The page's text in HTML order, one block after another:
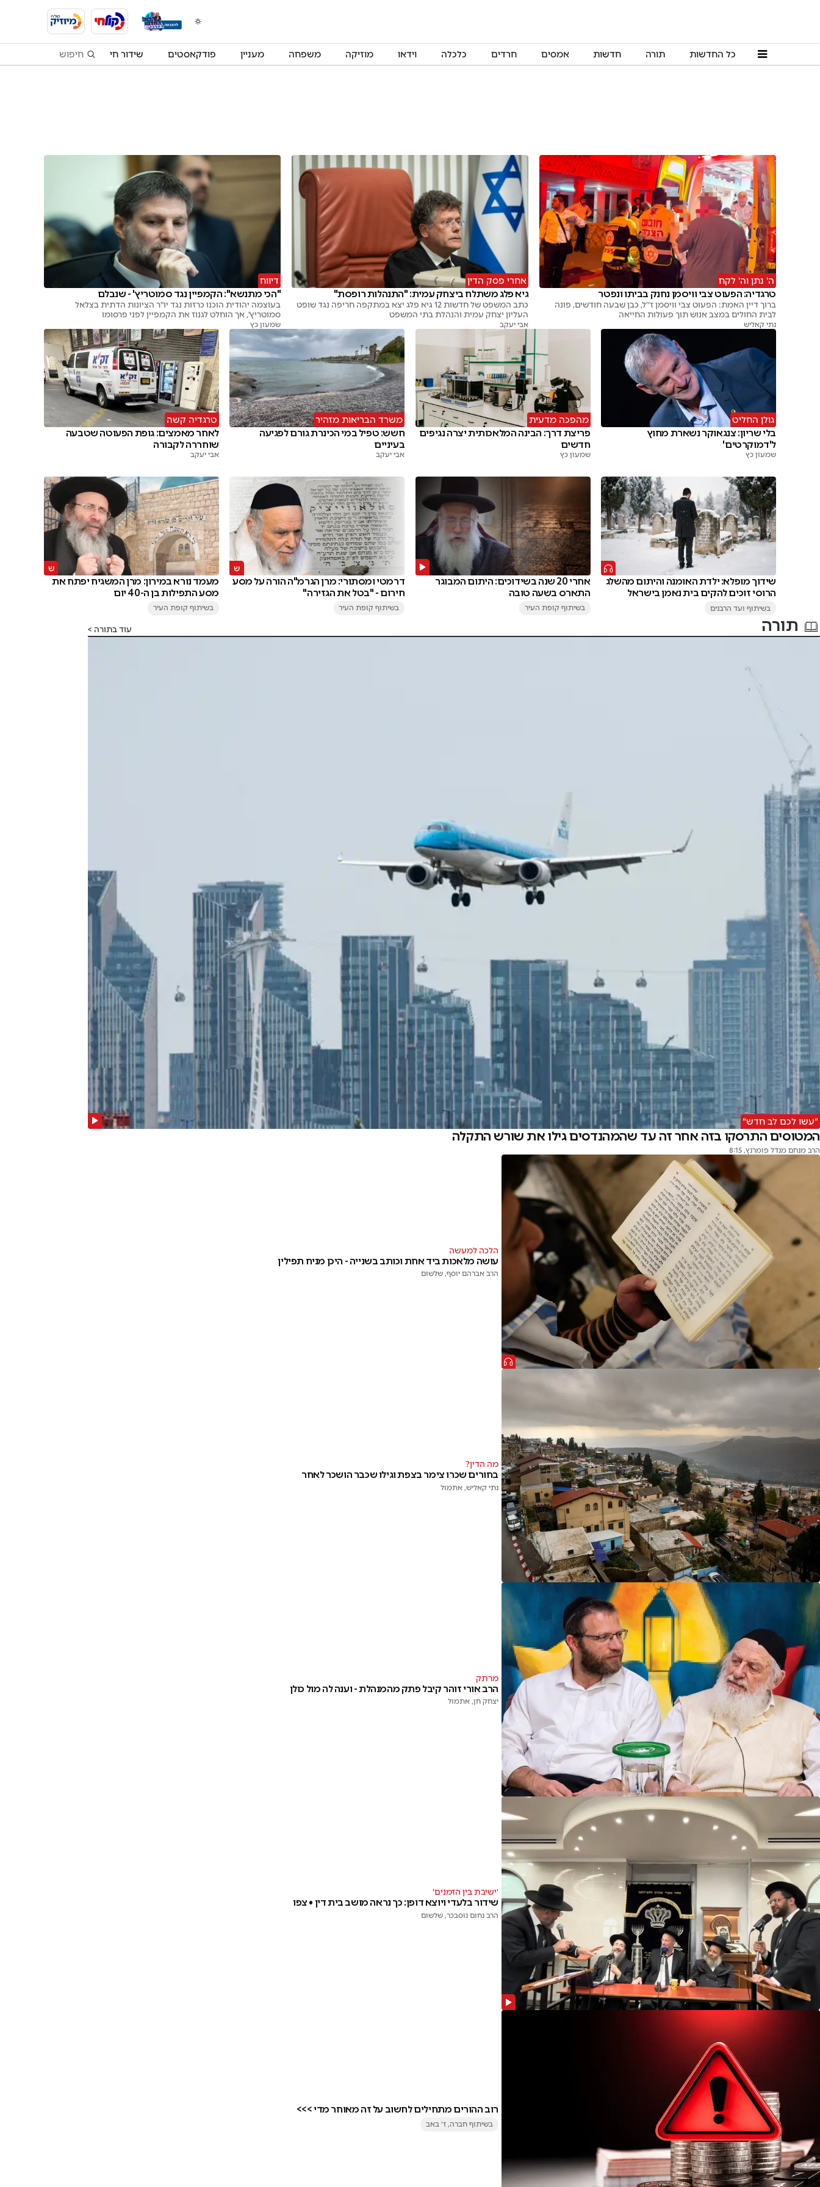
כל החדשות תורה חדשות אמסים חרדים כלכלה וידאו מוזיקה משפחה מעניין פודקאסטים שידור חי
ה' נתן וה' לקח
טרגדיה: הפעוט צבי וויסמן נחנק בביתו ונפטר
ברוך דיין האמת: הפעוט צבי וויסמן ז''ל, כבן שבעה חודשים, פונה
לבית החולים במצב אנוש תוך פעולות החייאה
נתי קאליש
אחרי פסק הדין
גיא פלג משתלח ביצחק עמית: "התנהלות רופסת"
כתב המשפט של חדשות 12 גיא פלג יצא במתקפה חריפה נגד שופט
העליון יצחק עמית והנהלת בתי המשפט
אבי יעקב
דיווח
"הכי מתנשא": הקמפיין נגד סמוטריץ' - שנבלם
בעוצמה יהודית הוכנו כרזות נגד יו"ר הציונות הדתית בצלאל
סמוטריץ', אך הוחלט לגנוז את הקמפיין לפני פרסומו
שמעון כץ
גולן החליט
בלי שריון: צנגאוקר נשארת מחוץ
ל'דמוקרטים'
שמעון כץ
מהפכה מדעית
פריצת דרך: הבינה המלאכותית יצרה נגיפים
חדשים
שמעון כץ
משרד הבריאות מזהיר
חשש: טפיל במי הכינרת גורם לפגיעה
בעיניים
אבי יעקב
טרגדיה קשה
לאחר מאמצים: גופת הפעוטה שטבעה
שוחררה לקבורה
אבי יעקב
שידוך מופלא: ילדת האומנה והיתום מהשלג
הרוסי זוכים להקים בית נאמן בישראל
בשיתוף ועד הרבנים
אחרי 20 שנה בשידוכים: היתום המבוגר
התארס בשעה טובה
בשיתוף קופת העיר
דרמטי ומסתורי: מרן הגרמ"ה הורה על מסע
חירום - "בטל את הגזירה"
בשיתוף קופת העיר
מעמד נורא במירון: מרן המשגיח יפתח את
מסע התפילות בן ה-40 יום
בשיתוף קופת העיר
תורה עוד בתורה
"עשו לכם לב חדש"
המטוסים התרסקו בזה אחר זה עד שהמהנדסים גילו את שורש התקלה
הרב מנחם מנדל פומרנץ, 8:15
הלכה למעשה
עושה מלאכות ביד אחת וכותב בשנייה - היכן מניח תפילין
הרב אברהם יוסף, שלשום
מה הדין?
בחורים שכרו צימר בצפת וגילו שכבר הושכר לאחר
נתי קאליש, אתמול
מרתק
הרב אורי זוהר קיבל פתק מהמנהלת - וענה לה מול כולן
יצחק חן, אתמול
'ישיבת בין הזמנים'
שידור בלעדי ויוצא דופן: כך נראה מושב בית דין • צפו
הרב נחום נוסבכר, שלשום
רוב ההורים מתחילים לחשוב על זה מאוחר מדי >>>
בשיתוף חברה, ז' באב